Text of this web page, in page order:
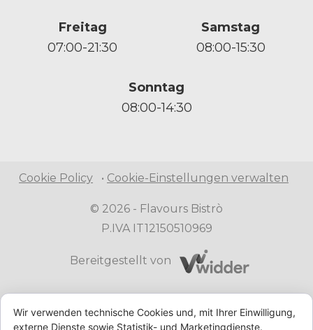
Freitag
07:00-21:30
Samstag
08:00-15:30
Sonntag
08:00-14:30
Cookie Policy • Cookie-Einstellungen verwalten
© 2026 - Flavours Bistrò
P.IVA IT12150510969
Bereitgestellt von
Wir verwenden technische Cookies und, mit Ihrer Einwilligung,
externe Dienste sowie Statistik- und Marketingdienste.